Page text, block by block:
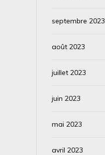
septembre 2023
août 2023
juillet 2023
juin 2023
mai 2023
avril 2023